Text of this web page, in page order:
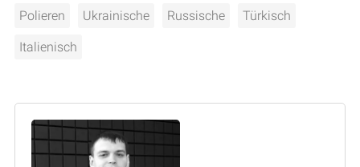
Polieren Ukrainische Russische Türkisch
Italienisch